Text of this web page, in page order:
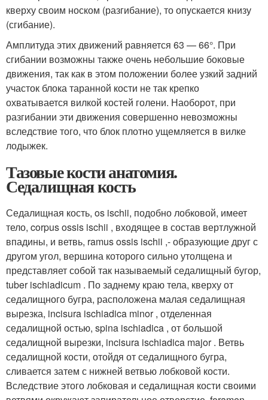
кверху своим носком (разгибание), то опускается книзу
(сгибание).
Амплитуда этих движений равняется 63 — 66°. При
сгибании возможны также очень небольшие боковые
движения, так как в этом положении более узкий задний
участок блока таранной кости не так крепко
охватывается вилкой костей голени. Наоборот, при
разгибании эти движения совершенно невозможны
вследствие того, что блок плотно ущемляется в вилке
лодыжек.
Тазовые кости анатомия.
Седалищная кость
Седалищная кость, os ischii, подобно лобковой, имеет
тело, corpus ossis ischii , входящее в состав вертлужной
впадины, и ветвь, ramus ossis ischii ,- образующие друг с
другом угол, вершина которого сильно утолщена и
представляет собой так называемый седалищный бугор,
tuber ischiadicum . По заднему краю тела, кверху от
седалищного бугра, расположена малая седалищная
вырезка, incisura ischiadica minor , отделенная
седалищной остью, spina ischiadica , от большой
седалищной вырезки, incisura ischiadica major . Ветвь
седалищной кости, отойдя от седалищного бугра,
сливается затем с нижней ветвью лобковой кости.
Вследствие этого лобковая и седалищная кости своими